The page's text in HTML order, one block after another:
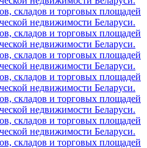
складов и торговых площадей
недвижимости Беларуси.
складов и торговых площадей
недвижимости Беларуси.
складов и торговых площадей
недвижимости Беларуси.
складов и торговых площадей
недвижимости Беларуси.
складов и торговых площадей
недвижимости Беларуси.
складов и торговых площадей
недвижимости Беларуси.
складов и торговых площадей